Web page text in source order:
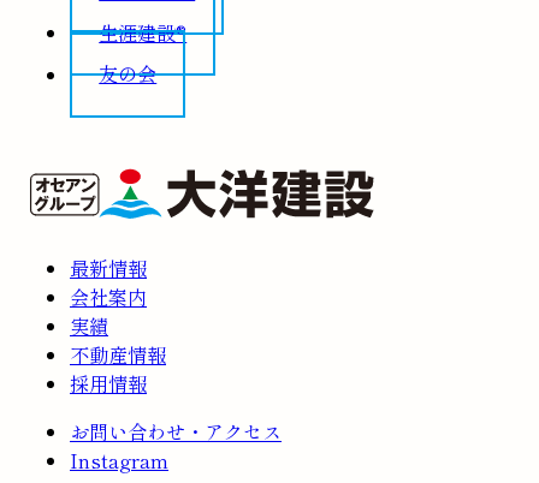
生涯建設®
友の会
最新情報
会社案内
実績
不動産情報
採用情報
お問い合わせ・アクセス
Instagram